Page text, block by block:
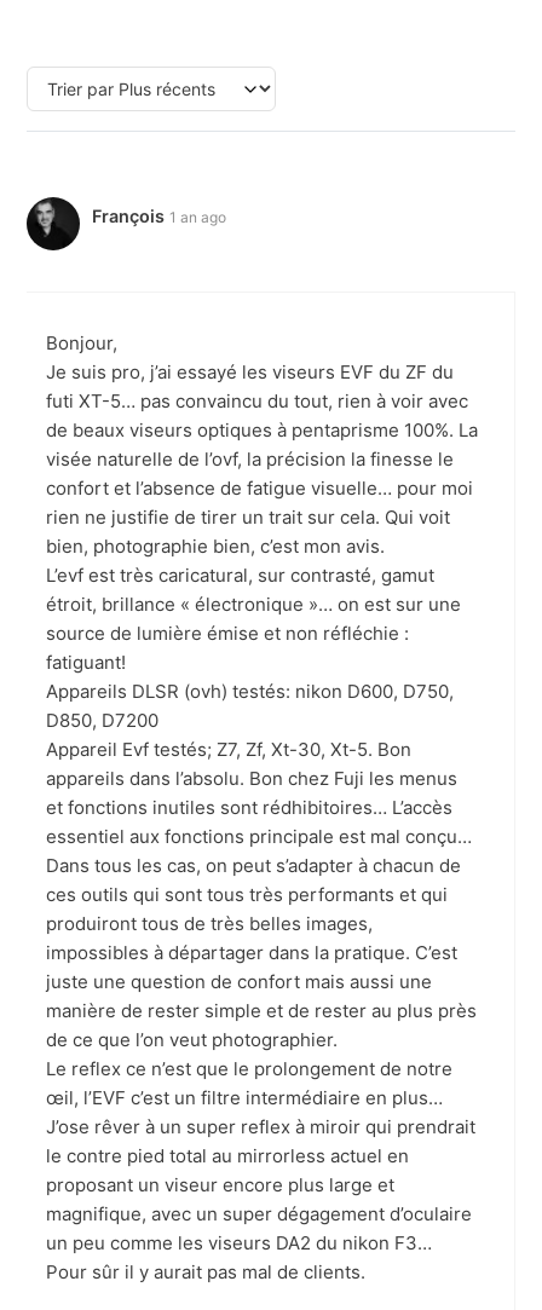
François 1 an ago
Bonjour,
Je suis pro, j’ai essayé les viseurs EVF du ZF du
futi XT-5… pas convaincu du tout, rien à voir avec
de beaux viseurs optiques à pentaprisme 100%. La
visée naturelle de l’ovf, la précision la finesse le
confort et l’absence de fatigue visuelle… pour moi
rien ne justifie de tirer un trait sur cela. Qui voit
bien, photographie bien, c’est mon avis.
L’evf est très caricatural, sur contrasté, gamut
étroit, brillance « électronique »… on est sur une
source de lumière émise et non réfléchie :
fatiguant!
Appareils DLSR (ovh) testés: nikon D600, D750,
D850, D7200
Appareil Evf testés; Z7, Zf, Xt-30, Xt-5. Bon
appareils dans l’absolu. Bon chez Fuji les menus
et fonctions inutiles sont rédhibitoires… L’accès
essentiel aux fonctions principale est mal conçu…
Dans tous les cas, on peut s’adapter à chacun de
ces outils qui sont tous très performants et qui
produiront tous de très belles images,
impossibles à départager dans la pratique. C’est
juste une question de confort mais aussi une
manière de rester simple et de rester au plus près
de ce que l’on veut photographier.
Le reflex ce n’est que le prolongement de notre
œil, l’EVF c’est un filtre intermédiaire en plus…
J’ose rêver à un super reflex à miroir qui prendrait
le contre pied total au mirrorless actuel en
proposant un viseur encore plus large et
magnifique, avec un super dégagement d’oculaire
un peu comme les viseurs DA2 du nikon F3…
Pour sûr il y aurait pas mal de clients.